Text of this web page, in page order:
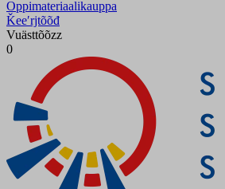
Oppimateriaalikauppa
Ǩeeʹrjtõõđ
Vuästtõõzz
0